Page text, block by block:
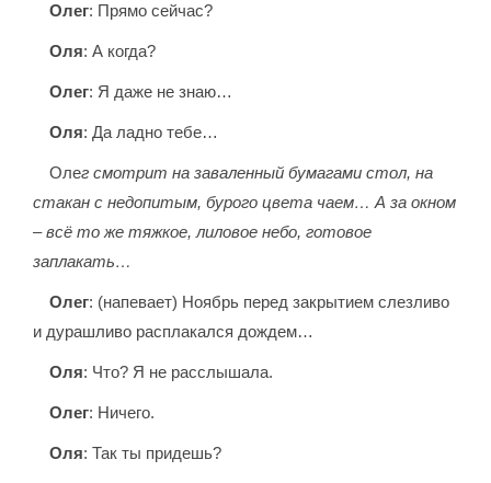
Олег: Прямо сейчас?
Оля: А когда?
Олег: Я даже не знаю…
Оля: Да ладно тебе…
Олег смотрит на заваленный бумагами стол, на
стакан с недопитым, бурого цвета чаем… А за окном
– всё то же тяжкое, лиловое небо, готовое
заплакать…
Олег: (напевает) Ноябрь перед закрытием слезливо
и дурашливо расплакался дождем…
Оля: Что? Я не расслышала.
Олег: Ничего.
Оля: Так ты придешь?